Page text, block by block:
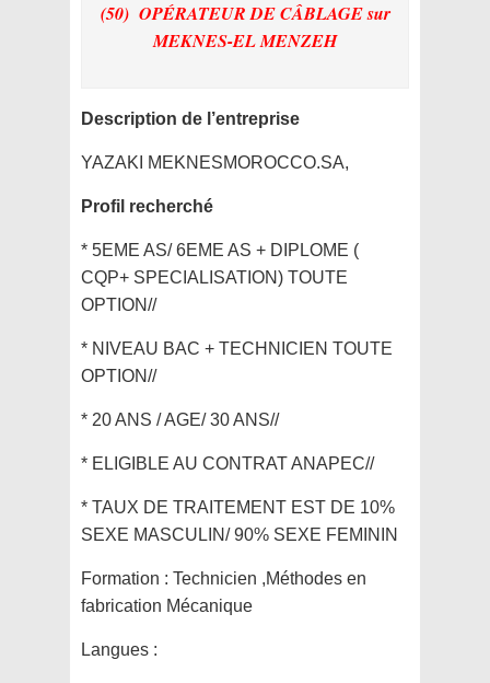
(50) OPÉRATEUR DE CÂBLAGEsur
MEKNES-EL MENZEH
Description de l’entreprise
YAZAKI MEKNESMOROCCO.SA,
Profil recherché
* 5EME AS/ 6EME AS + DIPLOME (
CQP+ SPECIALISATION) TOUTE
OPTION//
* NIVEAU BAC + TECHNICIEN TOUTE
OPTION//
* 20 ANS / AGE/ 30 ANS//
* ELIGIBLE AU CONTRAT ANAPEC//
* TAUX DE TRAITEMENT EST DE 10%
SEXE MASCULIN/ 90% SEXE FEMININ
Formation : Technicien ,Méthodes en
fabrication Mécanique
Langues :